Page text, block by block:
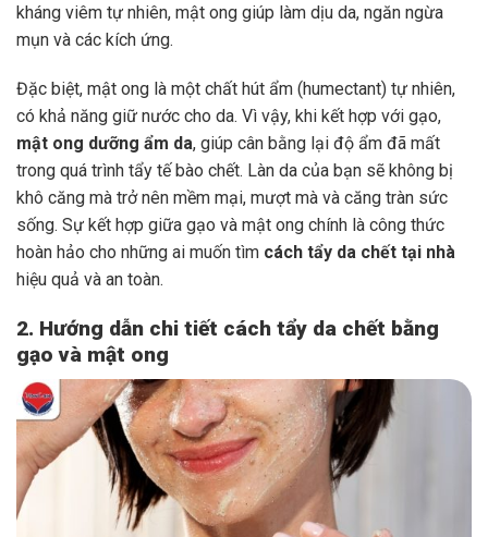
kháng viêm tự nhiên, mật ong giúp làm dịu da, ngăn ngừa
mụn và các kích ứng.
Đặc biệt, mật ong là một chất hút ẩm (humectant) tự nhiên,
có khả năng giữ nước cho da. Vì vậy, khi kết hợp với gạo,
mật ong dưỡng ẩm da, giúp cân bằng lại độ ẩm đã mất
trong quá trình tẩy tế bào chết. Làn da của bạn sẽ không bị
khô căng mà trở nên mềm mại, mượt mà và căng tràn sức
sống. Sự kết hợp giữa gạo và mật ong chính là công thức
hoàn hảo cho những ai muốn tìm cách tẩy da chết tại nhà
hiệu quả và an toàn.
2. Hướng dẫn chi tiết cách tẩy da chết bằng
gạo và mật ong